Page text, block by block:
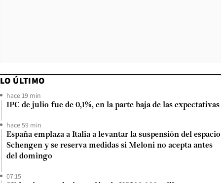
LO ÚLTIMO
hace 19 min
IPC de julio fue de 0,1%, en la parte baja de las expectativas
hace 59 min
España emplaza a Italia a levantar la suspensión del espacio
Schengen y se reserva medidas si Meloni no acepta antes
del domingo
07:15